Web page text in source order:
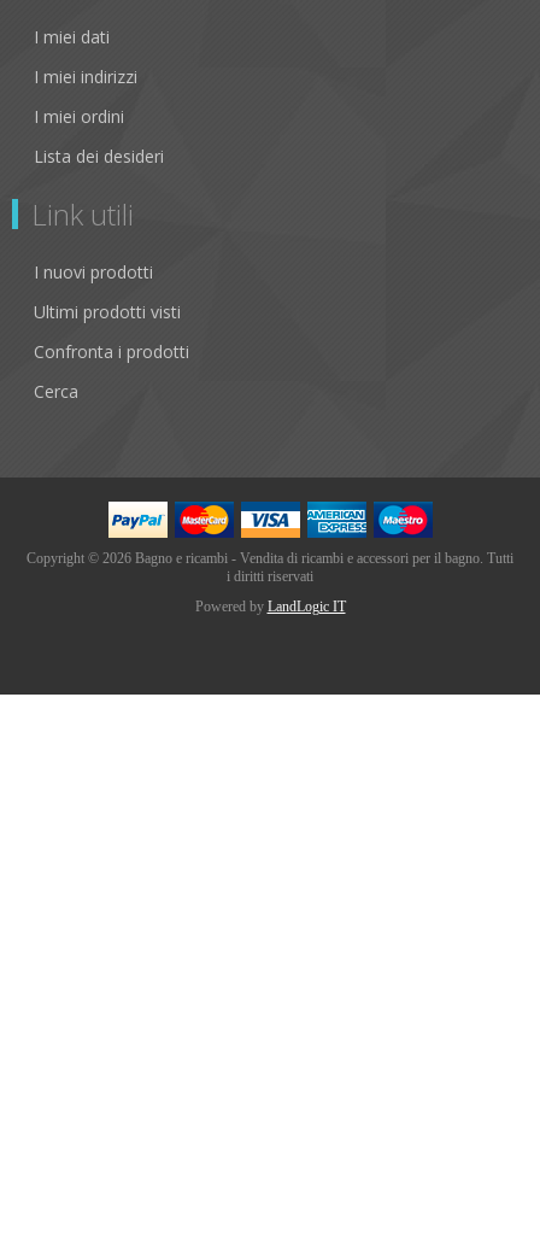
I miei dati
I miei indirizzi
I miei ordini
Lista dei desideri
Link utili
I nuovi prodotti
Ultimi prodotti visti
Confronta i prodotti
Cerca
Copyright © 2026 Bagno e ricambi - Vendita di ricambi e accessori per il bagno. Tutti
i diritti riservati
Powered by LandLogic IT